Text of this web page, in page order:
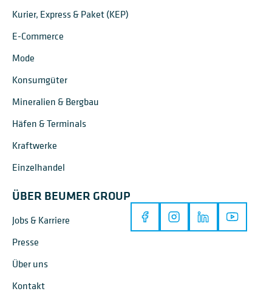
Kurier, Express & Paket (KEP)
E-Commerce
Mode
Konsumgüter
Mineralien & Bergbau
Häfen & Terminals
Kraftwerke
Einzelhandel
ÜBER BEUMER GROUP
Jobs & Karriere
Presse
Über uns
Kontakt